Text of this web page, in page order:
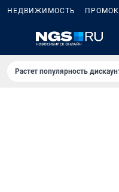
НЕДВИЖИМОСТЬ
Растет популярность